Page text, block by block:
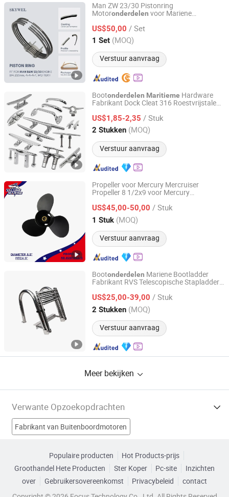
Man ZW 23/30 Pistonring
Motoronderdelen voor Mariene
01h-093
US$50,00 / Set
1 Set (MOQ)
Verstuur aanvraag
SKYWEL MACHINERY CO., LTD.
Hunan, China Sinds 2025
Bootonderdelen Maritieme Hardware
Fabrikant Dock Cleat 316 Roestvrijstalen
Vouwboot Cleat
US$1,85-2,35 / Stuk
2 Stukken (MOQ)
Verstuur aanvraag
Qingdao Alastin Outdoor Products Co., Ltd.
Shandong, China Sinds 2023
Propeller voor Mercury Mercruiser
Propeller 8 1/2x9 voor Mercury
9.8HP Aluminium 12 Tand OEM 48-
828156A13 8.5x9 Marine Boot
US$45,00-50,00 / Stuk
1 Stuk (MOQ)
Verstuur aanvraag
Yarwor (Dalian)Marine Equipment Co.,Ltd.
Liaoning, China Sinds 2024
Bootonderdelen Mariene Bootladder
Fabrikant RVS Telescopische Stapladder
Bootladder met Handgreep
US$25,00-39,00 / Stuk
2 Stukken (MOQ)
Verstuur aanvraag
Qingdao Alastin Outdoor Products Co., Ltd.
Shandong, China Sinds 2023
Meer bekijken
Verwante Opzoekopdrachten
Fabrikant van Buitenboordmotoren
Fabrikant van marinemotor
Populaire producten
Hot Products-prijs
Groothandel Hete Producten
Ster Koper Pc-site
Inzichten
over
Gebruikersovereenkomst Privacybeleid
contact